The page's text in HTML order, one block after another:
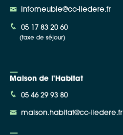
infomeuble@cc-iledere.fr
05 17 83 20 60
(taxe de séjour)
Maison de l'Habitat
05 46 29 93 80
maison.habitat@cc-iledere.fr